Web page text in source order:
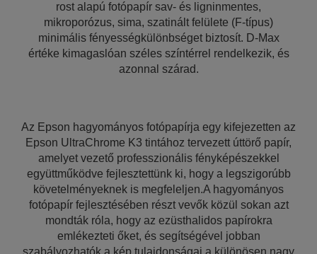
rost alapú fotópapír sav- és ligninmentes,
mikroporózus, sima, szatinált felülete (F-típus)
minimális fényességkülönbséget biztosít. D-Max
értéke kimagaslóan széles színtérrel rendelkezik, és
azonnal szárad.
Az Epson hagyományos fotópapírja egy kifejezetten az
Epson UltraChrome K3 tintához tervezett úttörő papír,
amelyet vezető professzionális fényképészekkel
együttműködve fejlesztettünk ki, hogy a legszigorúbb
követelményeknek is megfeleljen.A hagyományos
fotópapír fejlesztésében részt vevők közül sokan azt
mondták róla, hogy az ezüsthalidos papírokra
emlékezteti őket, és segítségével jobban
szabályozhatók a kép tulajdonságai a különösen nagy